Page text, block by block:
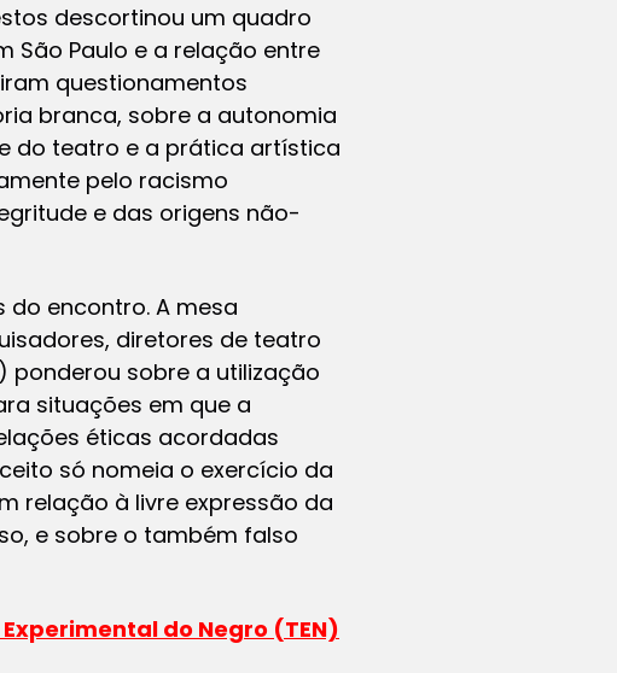
descortinou um quadro
São Paulo e a relação entre
questionamentos
branca, sobre a autonomia
do teatro e a prática artística
pelo racismo
e das origens não-
encontro. A mesa
diretores de teatro
ponderou sobre a utilização
situações em que a
éticas acordadas
só nomeia o exercício da
relação à livre expressão da
e sobre o também falso
do Negro (TEN)